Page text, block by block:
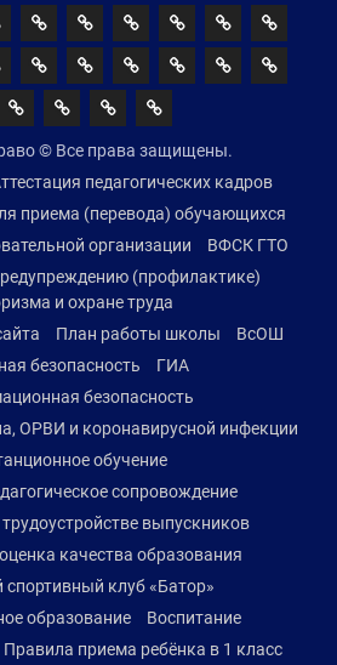
© Все права защищены.
педагогических кадров
приема (перевода) обучающихся
организации
ВФСК ГТО
(профилактике)
и охране труда
План работы школы
ВсОШ
безопасность
ГИА
безопасность
ОРВИ и коронавирусной инфекции
обучение
сопровождение
выпускников
качества образования
клуб «Батор»
образование
Воспитание
Правила приема ребёнка в 1 класс